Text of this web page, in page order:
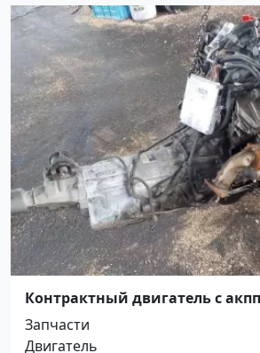
Контрактный двигатель с акпп
Краснодар
Запчасти
Двигатель